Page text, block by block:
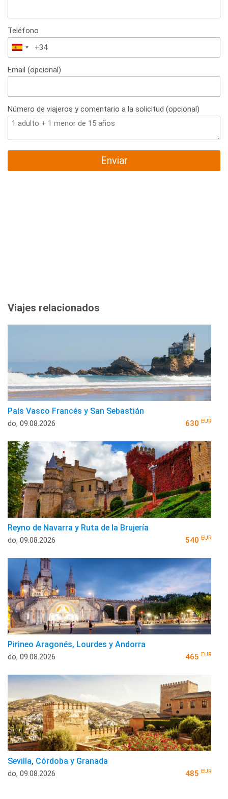
Teléfono
España
+34
Email (opcional)
Número de viajeros y comentario a la solicitud (opcional)
Enviar
Viajes relacionados
País Vasco Francés y San Sebastián
do, 09.08.2026 630 EUR
Reyno de Navarra y Ruta de la Brujería
do, 09.08.2026 540 EUR
Pirineo Aragonés, Lourdes y Andorra
do, 09.08.2026 465 EUR
Sevilla, Córdoba y Granada
do, 09.08.2026 485 EUR